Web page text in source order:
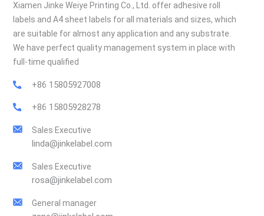
Xiamen Jinke Weiye Printing Co., Ltd. offer adhesive roll
labels and A4 sheet labels for all materials and sizes, which
are suitable for almost any application and any substrate.
We have perfect quality management system in place with
full-time qualified
+86 15805927008
+86 15805928278
Sales Executive
linda@jinkelabel.com
Sales Executive
rosa@jinkelabel.com
General manager